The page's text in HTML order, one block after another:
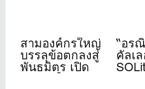
สามองค์กรใหญ่
บรรลุข้อตกลงสู่
พันธมิตร เปิด
ศักราชใหม่ของ
“อร
คัลเ